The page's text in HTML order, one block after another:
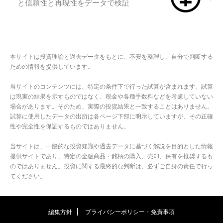
と信頼性と再現性をデータで検証
本サイトは投資理論と過去データをもとに、不安を整理し、自分で判断する
ための情報を提供しています。
当サイトのコンテンツには、特定の条件下で行った試算が含まれます。試算
は現実の結果を示すものではなく、税金や各種手数料などを考慮していない
場合があります。そのため、実際の投資結果と一致することはありません。
試算に使用したデータの出所は各ページ下部に明示していますが、その正確
性や完全性を保証するものではありません。
当サイトは、一般的な投資知識や過去データに基づく解説を目的とした情報
提供サイトであり、特定の金融商品・銘柄の購入、売却、保有を推奨するも
のではありません。投資に関する最終的な判断は、必ずご自身の責任で行っ
てください。
編集方針 プライバシーポリシー・免責事項